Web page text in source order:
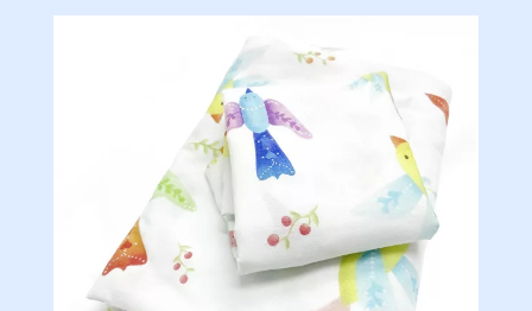
preço:
através
R$478,70